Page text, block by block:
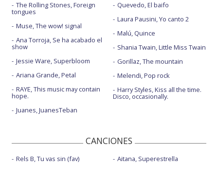
The Rolling Stones, Foreign
tongues
Muse, The wow! signal
Ana Torroja, Se ha acabado el
show
Jessie Ware, Superbloom
Ariana Grande, Petal
RAYE, This music may contain
hope.
Juanes, JuanesTeban
Quevedo, El baifo
Laura Pausini, Yo canto 2
Malú, Quince
Shania Twain, Little Miss Twain
Gorillaz, The mountain
Melendi, Pop rock
Harry Styles, Kiss all the time.
Disco, occasionally.
CANCIONES
Rels B, Tu vas sin (fav) Aitana, Superestrella